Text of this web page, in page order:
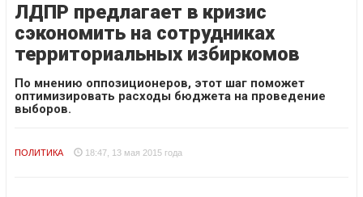
ЛДПР предлагает в кризис
сэкономить на сотрудниках
территориальных избиркомов
По мнению оппозиционеров, этот шаг поможет
оптимизировать расходы бюджета на проведение
выборов.
ПОЛИТИКА 18:47, 13 мая 2015 года